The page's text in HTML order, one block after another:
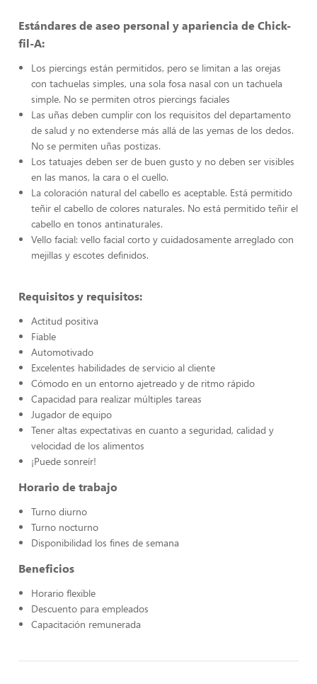
Estándares de aseo personal y apariencia de Chick-
fil-A:
Los piercings están permitidos, pero se limitan a las orejas
con tachuelas simples, una sola fosa nasal con un tachuela
simple. No se permiten otros piercings faciales
Las uñas deben cumplir con los requisitos del departamento
de salud y no extenderse más allá de las yemas de los dedos.
No se permiten uñas postizas.
Los tatuajes deben ser de buen gusto y no deben ser visibles
en las manos, la cara o el cuello.
La coloración natural del cabello es aceptable. Está permitido
teñir el cabello de colores naturales. No está permitido teñir el
cabello en tonos antinaturales.
Vello facial: vello facial corto y cuidadosamente arreglado con
mejillas y escotes definidos.
Requisitos y requisitos:
Actitud positiva
Fiable
Automotivado
Excelentes habilidades de servicio al cliente
Cómodo en un entorno ajetreado y de ritmo rápido
Capacidad para realizar múltiples tareas
Jugador de equipo
Tener altas expectativas en cuanto a seguridad, calidad y
velocidad de los alimentos
¡Puede sonreír!
Horario de trabajo
Turno diurno
Turno nocturno
Disponibilidad los fines de semana
Beneficios
Horario flexible
Descuento para empleados
Capacitación remunerada